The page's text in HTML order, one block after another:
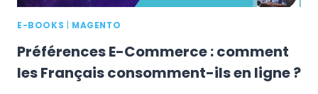
E-BOOKS MAGENTO
Préférences E-Commerce : comment
les Français consomment-ils en ligne ?